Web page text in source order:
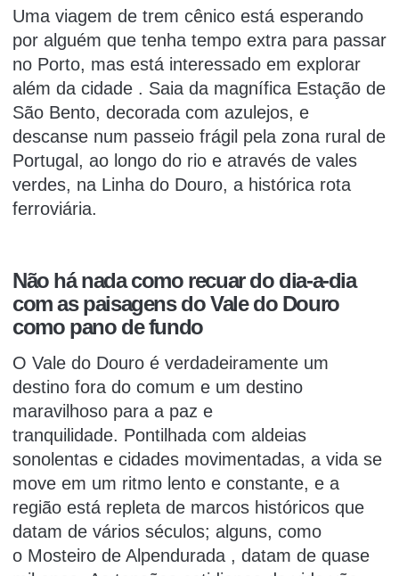
Uma viagem de trem cênico está esperando
por alguém que tenha tempo extra para passar
no Porto, mas está interessado em explorar
além da cidade . Saia da magnífica Estação de
São Bento, decorada com azulejos, e
descanse num passeio frágil pela zona rural de
Portugal, ao longo do rio e através de vales
verdes, na Linha do Douro, a histórica rota
ferroviária.
Não há nada como recuar do dia-a-dia
com as paisagens do Vale do Douro
como pano de fundo
O Vale do Douro é verdadeiramente um
destino fora do comum e um destino
maravilhoso para a paz e
tranquilidade. Pontilhada com aldeias
sonolentas e cidades movimentadas, a vida se
move em um ritmo lento e constante, e a
região está repleta de marcos históricos que
datam de vários séculos; alguns, como
o Mosteiro de Alpendurada , datam de quase